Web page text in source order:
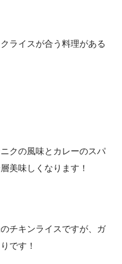
ライスが合う料理がある
クの風味とカレーのスパ
美味しくなります！
チキンライスですが、ガ
です！